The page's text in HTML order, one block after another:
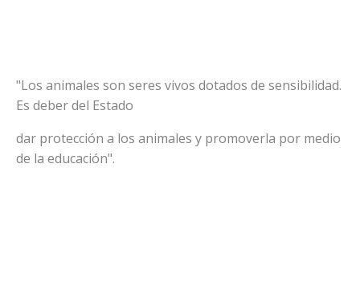
"Los animales son seres vivos dotados de sensibilidad.
Es deber del Estado
dar protección a los animales y promoverla por medio
de la educación".